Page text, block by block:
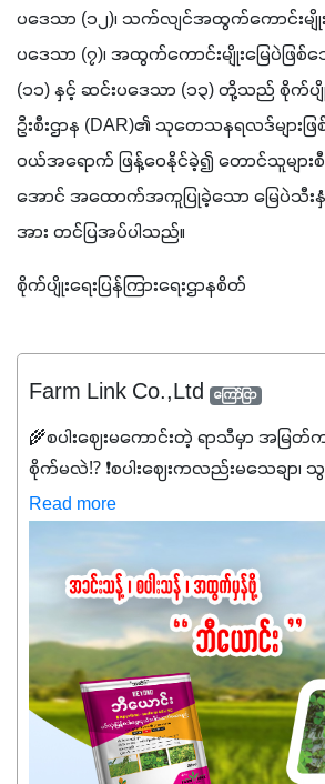
ပဒေသာ (၁၂)၊ သက်လျင်အထွက်ကောင်းမျို
ပဒေသာ (၇)၊ အထွက်ကောင်းမျိုးမြေပဲဖြစ်
(၁၁) နှင့် ဆင်းပဒေသာ (၁၃) တို့သည် စိုက်ပ
ဦးစီးဌာန (DAR)၏ သုတေသနရလဒ်များဖ
ဝယ်အရောက် ဖြန့်ဝေနိုင်ခဲ့၍ တောင်သူများစီး
အောင် အထောက်အကူပြုခဲ့သော မြေပဲသီ
အား တင်ပြအပ်ပါသည်။
စိုက်ပျိုးရေးပြန်ကြားရေးဌာနစိတ်
Farm Link Co.,Ltd ကြော်ငြာ
🌾စပါးဈေးမကောင်းတဲ့ ရာသီမှာ အမ
စိုက်မလဲ⁉️ ❗စပါးဈေးကလည်းမသေချာ၊
ကလည်း တက်နေတဲ့ဒီလိုအချိန်မှာ သွင်းအားစု
အထွက်နှုန်းကို ထိန်းထားနိုင်မှ ဦးကြီးတို့ အ
ကြောင့် ကိုယ်သုံးသမျှ ကိုယ့်အတွက်အကျို
အရည်အသွေးစိတ်ချရတဲ့ သွင်းအားစုပစ္စ
သုံးသင့်ပါတယ်။
Read more